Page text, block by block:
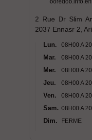
2 Rue Dr Slim
2037 Ennasr 2,
Lun. 08H00 A
Mar. 08H00 A
Mer. 08H00 A
Jeu. 08H00 A
Ven. 08H00 A
Sam. 08H00 A
Dim. FERME